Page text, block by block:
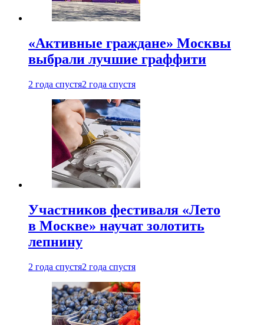
«Активные граждане» Москвы
выбрали лучшие граффити
2 года спустя2 года спустя
Участников фестиваля «Лето
в Москве» научат золотить
лепнину
2 года спустя2 года спустя